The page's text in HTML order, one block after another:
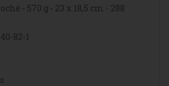
- 570 g - 23 x 18,5 cm - 288
82-1